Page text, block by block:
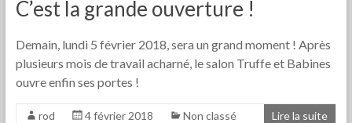
C’est la grande ouverture !
Demain, lundi 5 février 2018, sera un grand moment ! Après
plusieurs mois de travail acharné, le salon Truffe et Babines
ouvre enfin ses portes !
rod 4 février 2018 Non classé Lire la suite